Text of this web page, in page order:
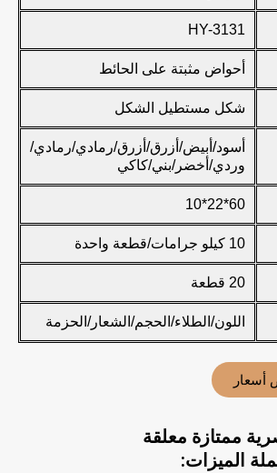
HY-3131
أحواض مثبتة على الحائط
شكل مستطيل الشكل
أسود/أبيض/أزرق/أزرق/رمادي/رمادي/
وردي/أخضر/بني/كاكي
60*22*10
10 كيلو جرامات/قطعة واحدة
20 قطعة
اللون/الطلاء/الحجم/الشعار/الحزمة
ممتازة معلقة
الميزات: